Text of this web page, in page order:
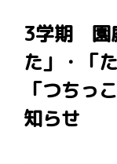
3学期 園
た」・「
「つちっ
知らせ